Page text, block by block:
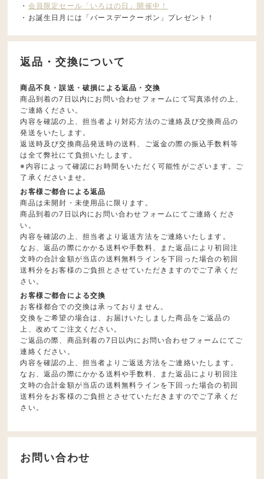
・ 会員限定セール「いろはの日」開催中！
・お誕生日月には「バースデークーポン」プレゼント！
返品・交換について
商品不良・誤送・破損による返品・交換
商品到着の7日以内にお問い合わせフォームにて写真添付の上、
ご連絡ください。
内容を確認の上、担当者より対応方法のご連絡及び交換商品の
発送をいたします。
返送時及び交換商品発送時の送料、ご返金の際の振込手数料等
は全て弊社にて負担いたします。
※内容によって確認にお時間をいただく可能性がございます。ご
了承くださいませ。
お客様ご都合による返品
商品は未開封・未使用品に限ります。
商品到着の7日以内にお問い合わせフォームにてご連絡くださ
い。
内容を確認の上、担当者より返送方法をご連絡いたします。
なお、返品の際にかかる送料や手数料、また返品により初回注
文時の合計金額が当店の送料無料ラインを下回った場合の初回
送料分をお客様のご負担とさせていただきますのでご了承くだ
さい。
お客様ご都合による交換
お客様都合での交換は承っておりません。
交換をご希望の場合は、お届けいたしました商品をご返品の
上、改めてご注文ください。
ご返品の際、商品到着の7日以内にお問い合わせフォームにてご
連絡ください。
内容を確認の上、担当者よりご返送方法をご連絡いたします。
なお、返品の際にかかる送料や手数料、また返品により初回注
文時の合計金額が当店の送料無料ラインを下回った場合の初回
送料分をお客様のご負担とさせていただきますのでご了承くだ
さい。
お問い合わせ